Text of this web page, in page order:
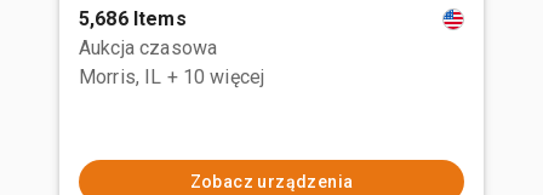
5,686 Items
Aukcja czasowa
Morris, IL + 10 więcej
Zobacz urządzenia